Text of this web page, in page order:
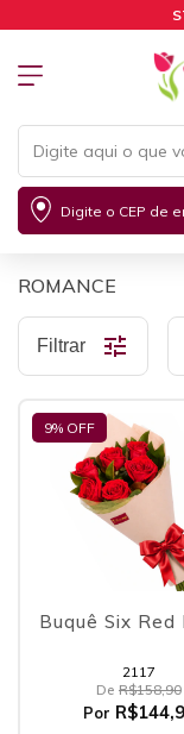
Digite o CEP de
ROMANCE
Filtrar
9% OFF
Buquê Six Red
2117
De R$158,90
Por